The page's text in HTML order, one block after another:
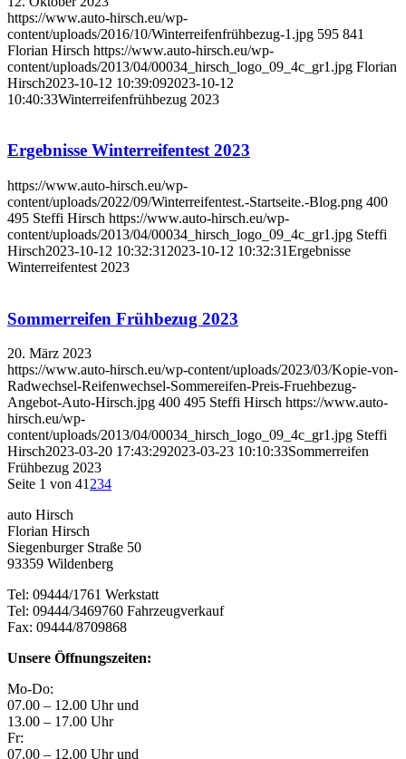
https://www.auto-hirsch.eu/wp-
content/uploads/2016/10/Winterreifenfrühbezug-1.jpg 595 841
Florian Hirsch https://www.auto-hirsch.eu/wp-
content/uploads/2013/04/00034_hirsch_logo_09_4c_gr1.jpg Florian
Hirsch2023-10-12 10:39:092023-10-12
10:40:33Winterreifenfrühbezug 2023
Ergebnisse Winterreifentest 2023
https://www.auto-hirsch.eu/wp-
content/uploads/2022/09/Winterreifentest.-Startseite.-Blog.png 400
495 Steffi Hirsch https://www.auto-hirsch.eu/wp-
content/uploads/2013/04/00034_hirsch_logo_09_4c_gr1.jpg Steffi
Hirsch2023-10-12 10:32:31 2023-10-12 10:32:31Ergebnisse
Winterreifentest 2023
Sommerreifen Frühbezug 2023
20. März 2023
https://www.auto-hirsch.eu/wp-content/uploads/2023/03/Kopie-von-
Radwechsel-Reifenwechsel-Sommereifen-Preis-Fruehbezug-
Angebot-Auto-Hirsch.jpg 400 495 Steffi Hirsch https://www.auto-
hirsch.eu/wp-
content/uploads/2013/04/00034_hirsch_logo_09_4c_gr1.jpg Steffi
Hirsch2023-03-20 17:43:292023-03-23 10:10:33Sommerreifen
Frühbezug 2023
Seite 1 von 41234
auto Hirsch
Florian Hirsch
Siegenburger Straße 50
93359 Wildenberg
Tel: 09444/1761 Werkstatt
Tel: 09444/3469760 Fahrzeugverkauf
Fax: 09444/8709868
Unsere Öffnungszeiten:
Mo-Do:
07.00 – 12.00 Uhr und
13.00 – 17.00 Uhr
Fr:
07.00 – 12.00 Uhr und